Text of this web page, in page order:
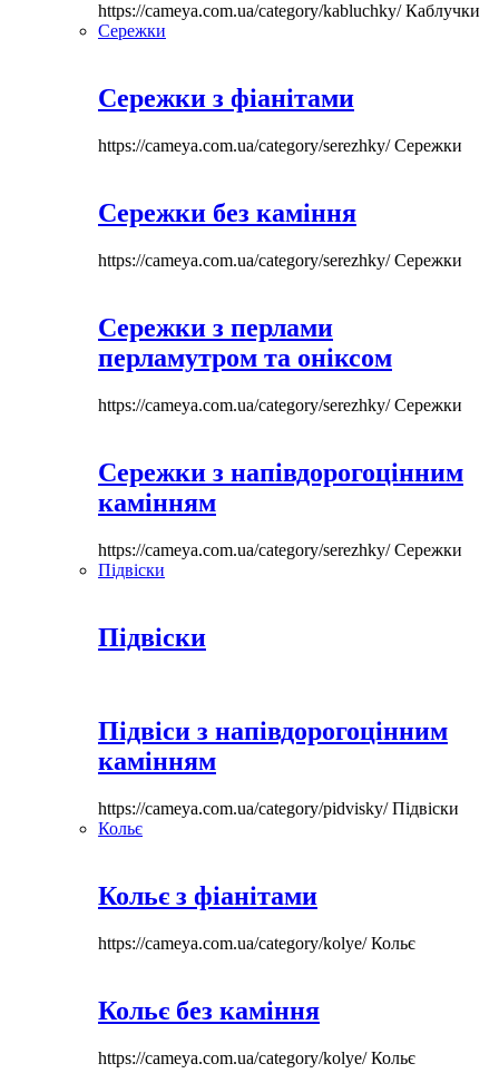
https://cameya.com.ua/category/kabluchky/Каблучки
Сережки
Сережки з фіанітами
https://cameya.com.ua/category/serezhky/Сережки
Сережки без каміння
https://cameya.com.ua/category/serezhky/Сережки
Сережки з перлами
перламутром та оніксом
https://cameya.com.ua/category/serezhky/Сережки
Сережки з напівдорогоцінним
камінням
https://cameya.com.ua/category/serezhky/Сережки
Підвіски
Підвіски
Підвіси з напівдорогоцінним
камінням
https://cameya.com.ua/category/pidvisky/Підвіски
Кольє
Кольє з фіанітами
https://cameya.com.ua/category/kolye/Кольє
Кольє без каміння
https://cameya.com.ua/category/kolye/Кольє